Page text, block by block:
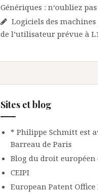
Génériques : n‘oubliez
Logiciels des machines
de l’utilisateur prévue à
Sites et blog
* Philippe Schmitt est
Barreau de Paris
Blog du droit européen
CEIPI
European Patent Office